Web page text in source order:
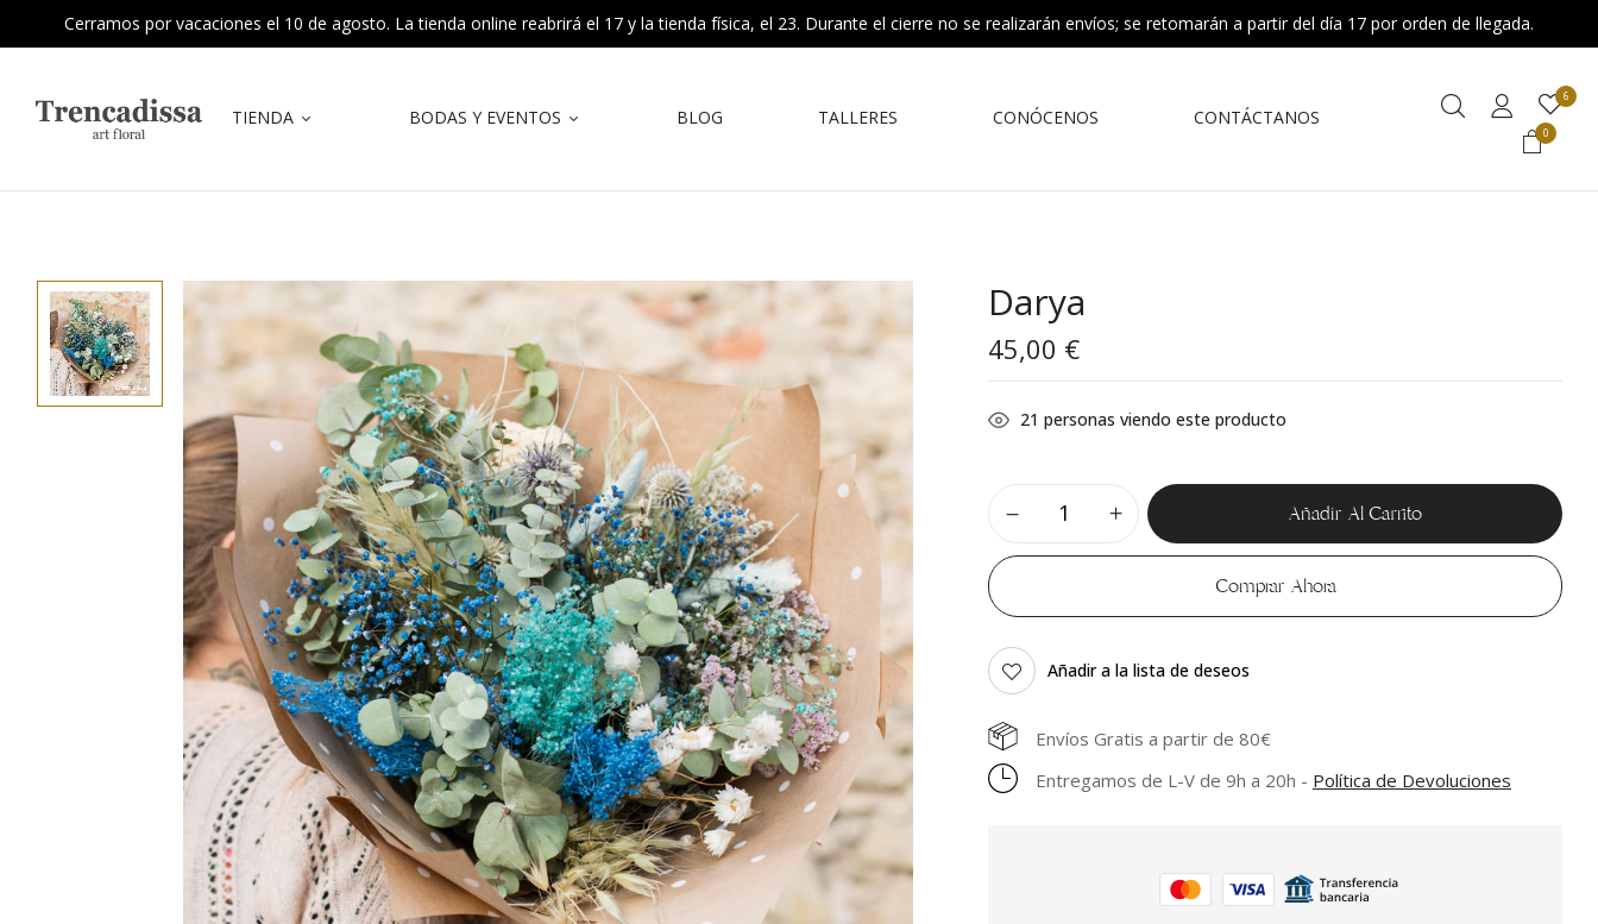
Cerramos por vacaciones el 10 de agosto. La tienda online reabrirá el 17 y la tienda física, el 23. Durante el cierre no se realizarán envíos; se retomarán a partir del día 17 por orden de llegada.
TIENDA BODAS Y EVENTOS BLOG TALLERES CONÓCENOS CONTÁCTANOS
6
0
Darya
45,00 €
21 personas viendo este producto
Añadir Al Carrito
Comprar Ahora
Añadir a la lista de deseos
Envíos Gratis a partir de 80€
Entregamos de L-V de 9h a 20h - Política de Devoluciones